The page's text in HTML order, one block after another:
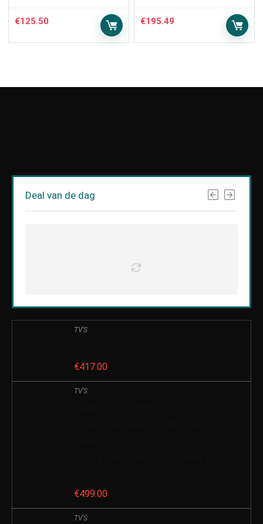
€125.50 €195.49
Deal van de dag
TV'S
€417.00
TV'S
€499.00
TV'S